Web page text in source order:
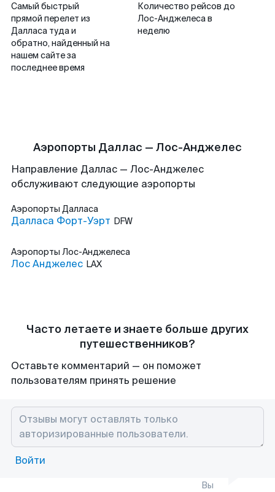
Самый быстрый
прямой перелет из
Далласа туда и
обратно, найденный на
нашем сайте за
последнее время
Количество рейсов до
Лос-Анджелеса в
неделю
Аэропорты Даллас — Лос-Анджелес
Направление Даллас — Лос-Анджелес
обслуживают следующие аэропорты
Аэропорты Далласа
Далласа Форт-Уэрт DFW
Аэропорты Лос-Анджелеса
Лос Анджелес LAX
Часто летаете и знаете больше других
путешественников?
Оставьте комментарий — он поможет
пользователям принять решение
Войти
Вы